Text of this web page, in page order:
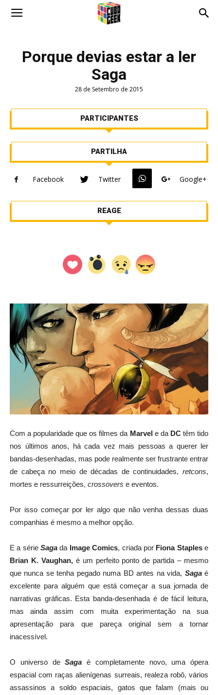
Porque devias estar a ler
Saga
28 de Setembro de 2015
PARTICIPANTES
PARTILHA
Facebook Twitter Google+
REAGE
Com a popularidade que os filmes da Marvele da DCtêm tido
nos últimos anos, há cada vez mais pessoas a querer ler
bandas-desenhadas, mas pode realmente ser frustrante entrar
de cabeça no meio de décadas de continuidades, retcons,
mortes e ressurreições, crossovers e eventos.
Por isso começar por ler algo que não venha dessas duas
companhias é mesmo a melhor opção.
E a sérieSaga da Image Comics, criada por Fiona Staplese
Brian K. Vaughan,é um perfeito ponto de partida – mesmo
que nunca se tenha pegado numa BD antes na vida, Sagaé
excelente para alguém que está começar a sua jornada de
narrativas gráficas. Esta banda-desenhada é de fácil leitura,
mas ainda assim com muita experimentação na sua
apresentação para que pareça original sem a tornar
inacessível.
O universo deSaga é completamente novo, uma ópera
espacial com raças alienígenas surreais, realeza robô, vários
assassinos a soldo espaciais, gatos que falam (mais ou